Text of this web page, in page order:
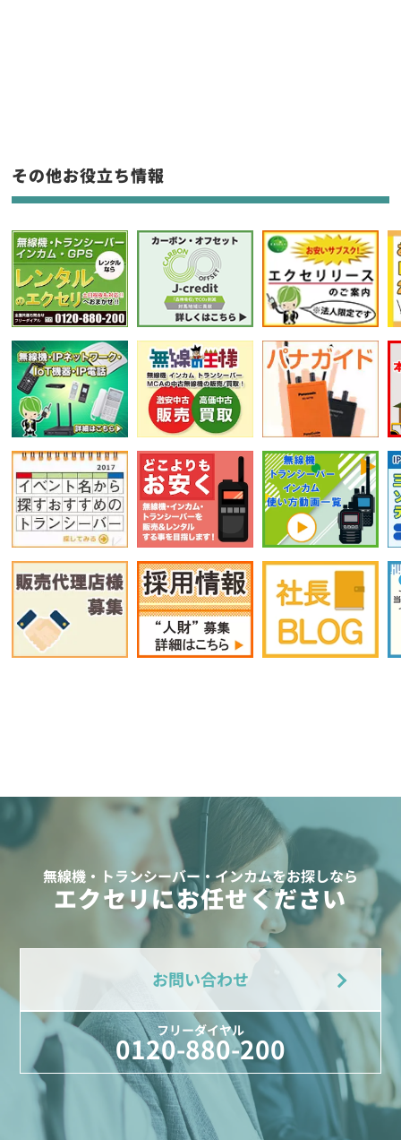
フリーワード入力(製品名等)
選択条件をリセット
その他お役立ち情報
無線機・トランシーバー・インカムをお探しなら
エクセリにお任せください
お問い合わせ
フリーダイヤル
0120-880-200